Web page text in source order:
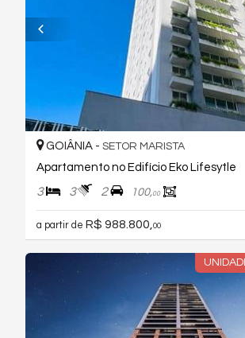
GOIÂNIA - SETOR MARISTA
Apartamento no Edifício Eko Lifesytle
3 3 2 100,00
a partir de R$ 988.800, 00